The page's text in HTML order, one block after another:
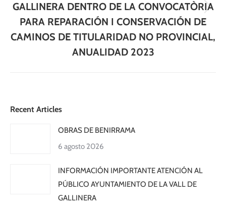
Publicación
siguiente:
GALLINERA DENTRO DE LA CONVOCATÒRIA
PARA REPARACIÓN I CONSERVACIÓN DE
CAMINOS DE TITULARIDAD NO PROVINCIAL,
ANUALIDAD 2023
Recent Articles
OBRAS DE BENIRRAMA
6 agosto 2026
INFORMACIÓN IMPORTANTE ATENCIÓN AL
PÚBLICO AYUNTAMIENTO DE LA VALL DE
GALLINERA